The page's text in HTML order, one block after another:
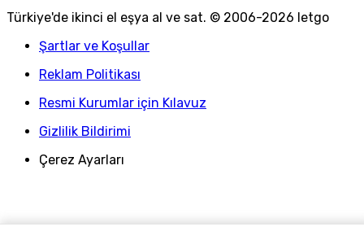
Türkiye'de ikinci el eşya al ve sat. © 2006-2026 letgo
Şartlar ve Koşullar
Reklam Politikası
Resmi Kurumlar için Kılavuz
Gizlilik Bildirimi
Çerez Ayarları